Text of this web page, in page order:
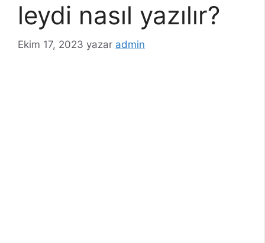
leydi nasıl yazılır?
Ekim 17, 2023 yazar admin